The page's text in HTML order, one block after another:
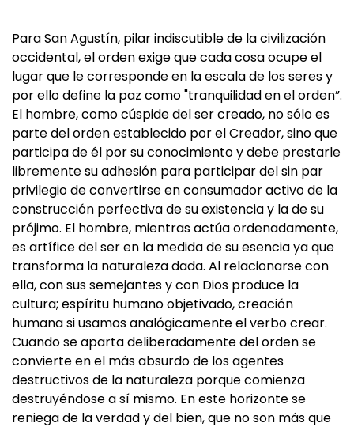
Para San Agustín, pilar indiscutible de la civilización
occidental, el orden exige que cada cosa ocupe el
lugar que le corresponde en la escala de los seres y
por ello define la paz como "tranquilidad en el orden”.
El hombre, como cúspide del ser creado, no sólo es
parte del orden establecido por el Creador, sino que
participa de él por su conocimiento y debe prestarle
libremente su adhesión para participar del sin par
privilegio de convertirse en consumador activo de la
construcción perfectiva de su existencia y la de su
prójimo. El hombre, mientras actúa ordenadamente,
es artífice del ser en la medida de su esencia ya que
transforma la naturaleza dada. Al relacionarse con
ella, con sus semejantes y con Dios produce la
cultura; espíritu humano objetivado, creación
humana si usamos analógicamente el verbo crear.
Cuando se aparta deliberadamente del orden se
convierte en el más absurdo de los agentes
destructivos de la naturaleza porque comienza
destruyéndose a sí mismo. En este horizonte se
reniega de la verdad y del bien, que no son más que